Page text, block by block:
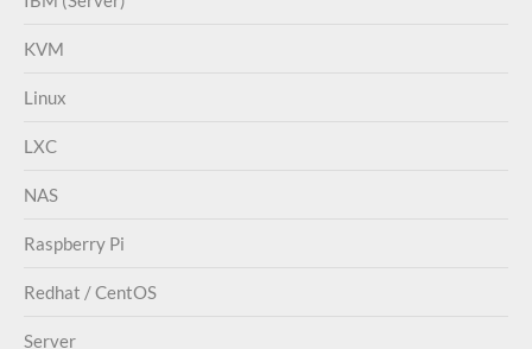
KVM
Linux
LXC
NAS
Raspberry Pi
Redhat / CentOS
Server